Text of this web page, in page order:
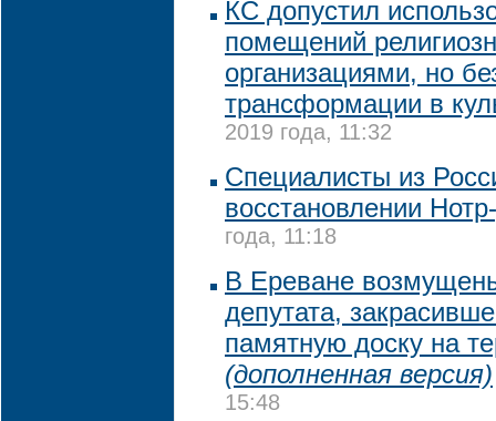
КС допустил
помещений
организациями, но
трансформации в
2019 года, 11:32
Специалисты из
восстановлении
года, 11:18
В Ереване
депутата,
памятную доску на
(дополненная версия)
15:48